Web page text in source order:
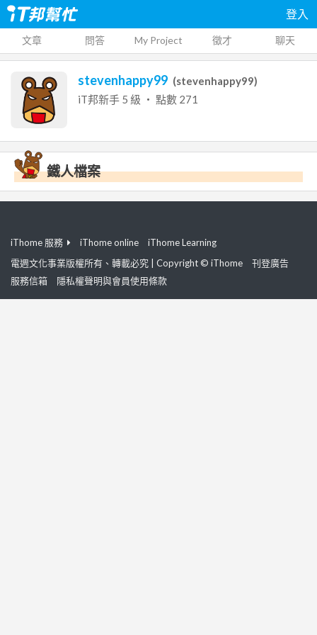
登入
文章 問答 My Project 徵才 聊天
stevenhappy99 (stevenhappy99)
iT邦新手 5 級 ‧ 點數 271
鐵人檔案
iThome 服務 iThome online
iThome Learning
電週文化事業版權所有、轉載必究 | Copyright © iThome
刊登廣告
服務信箱
隱私權聲明與會員使用條款